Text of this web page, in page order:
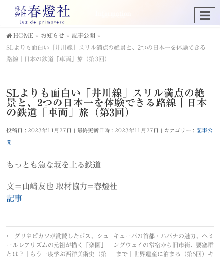
HOME » お知らせ » 記事公開 »
SLよりも面白い「井川線」スリル満点の絶景と、2つの日本一を体験できる
路線｜日本の鉄道「車両」旅（第3回）
SLよりも面白い「井川線」スリル満点の絶
景と、2つの日本一を体験できる路線｜日本
の鉄道「車両」旅（第3回）
投稿日 : 2023年11月27日 最終更新日時 : 2023年11月27日 カテゴリー :記事公
開
もっとも急な坂を上る鉄道
文＝山﨑友也 取材協力=春燈社
記事
← ダリやピカソが賞賛したボス、シュ
ールレアリズムの元祖が描く「楽園」
とは？｜もう一度学ぶ西洋美術史（第
キューバの首都・ハバナの魅力、ヘミ
ングウェイの常宿から旧市街、要塞群
まで｜世界遺産に泊まる（第6回）キ